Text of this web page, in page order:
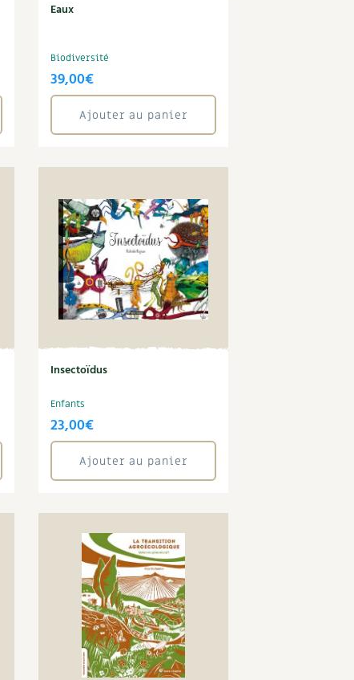
Eaux
Biodiversité
39,00€
Ajouter au panier
Insectoïdus
Enfants
23,00€
Ajouter au panier